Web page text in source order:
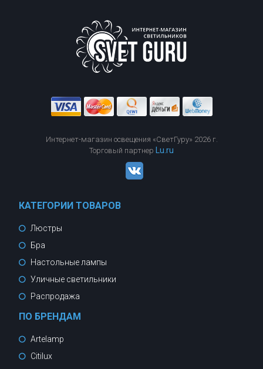
Интернет-магазин освещения «СветГуру» 2026 г.
Торговый партнер Lu.ru
КАТЕГОРИИ ТОВАРОВ
Люстры
Бра
Настольные лампы
Уличные светильники
Распродажа
ПО БРЕНДАМ
Artelamp
Citilux